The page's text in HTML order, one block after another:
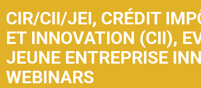
CIR/CII/JEI, CRÉDIT
ET INNOVATION (CII),
JEUNE ENTREPRISE
WEBINARS